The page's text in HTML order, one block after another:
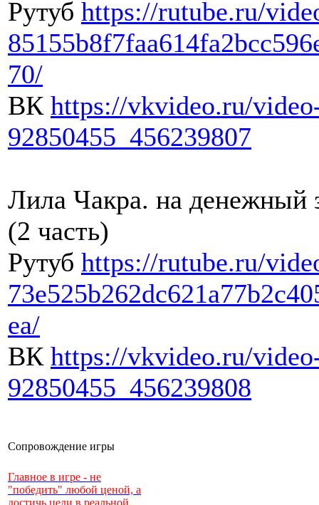
Рутуб https://rutube.ru/
70/
ВК https://vkvideo.ru/
92850455_456239807
Лила Чакра. на денежный
(2 часть)
Рутуб https://rutube.ru/
ea/
ВК https://vkvideo.ru/
92850455_456239808
Сопровождение игры
Главное в игре - не
"победить" любой ценой, а
достичь цели в реальной